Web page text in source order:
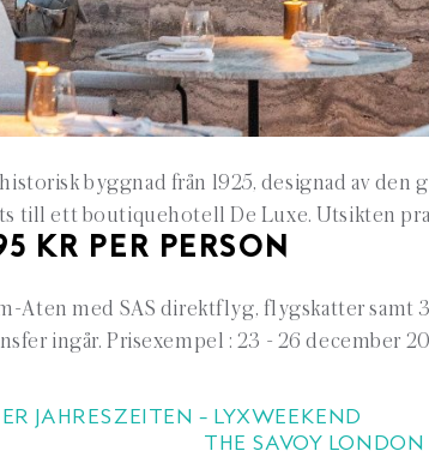
byggnad från 1925, designad av den
till ett boutiquehotell De Luxe. Utsikten
KR PER PERSON
Aten med SAS direktflyg, flygskatter
ingår. Prisexempel : 23 - 26 december
JAHRESZEITEN – LYXWEEKEND
THE SAVOY